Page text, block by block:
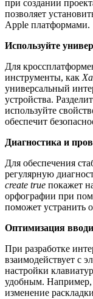
при создании
позволяет
Apple платформами.
Используйте
Для
инструменты, как
универсальный
устройства.
используйте
обеспечит
Диагностика и
Для обеспечения
регулярную
create true покажет
орфографии при
поможет устранить
Оптимизация
При разработке
взаимодействует с
настройки
удобным. Например,
изменение